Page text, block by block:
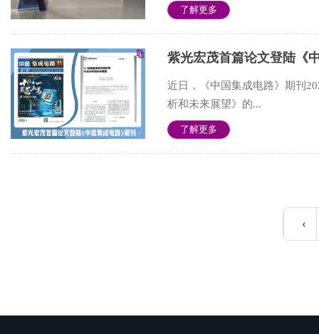
了解更多
紫光宏茂首篇论文登陆《
近日，《中国集成电路》期刊
析和未来展望》的...
了解更多
‹